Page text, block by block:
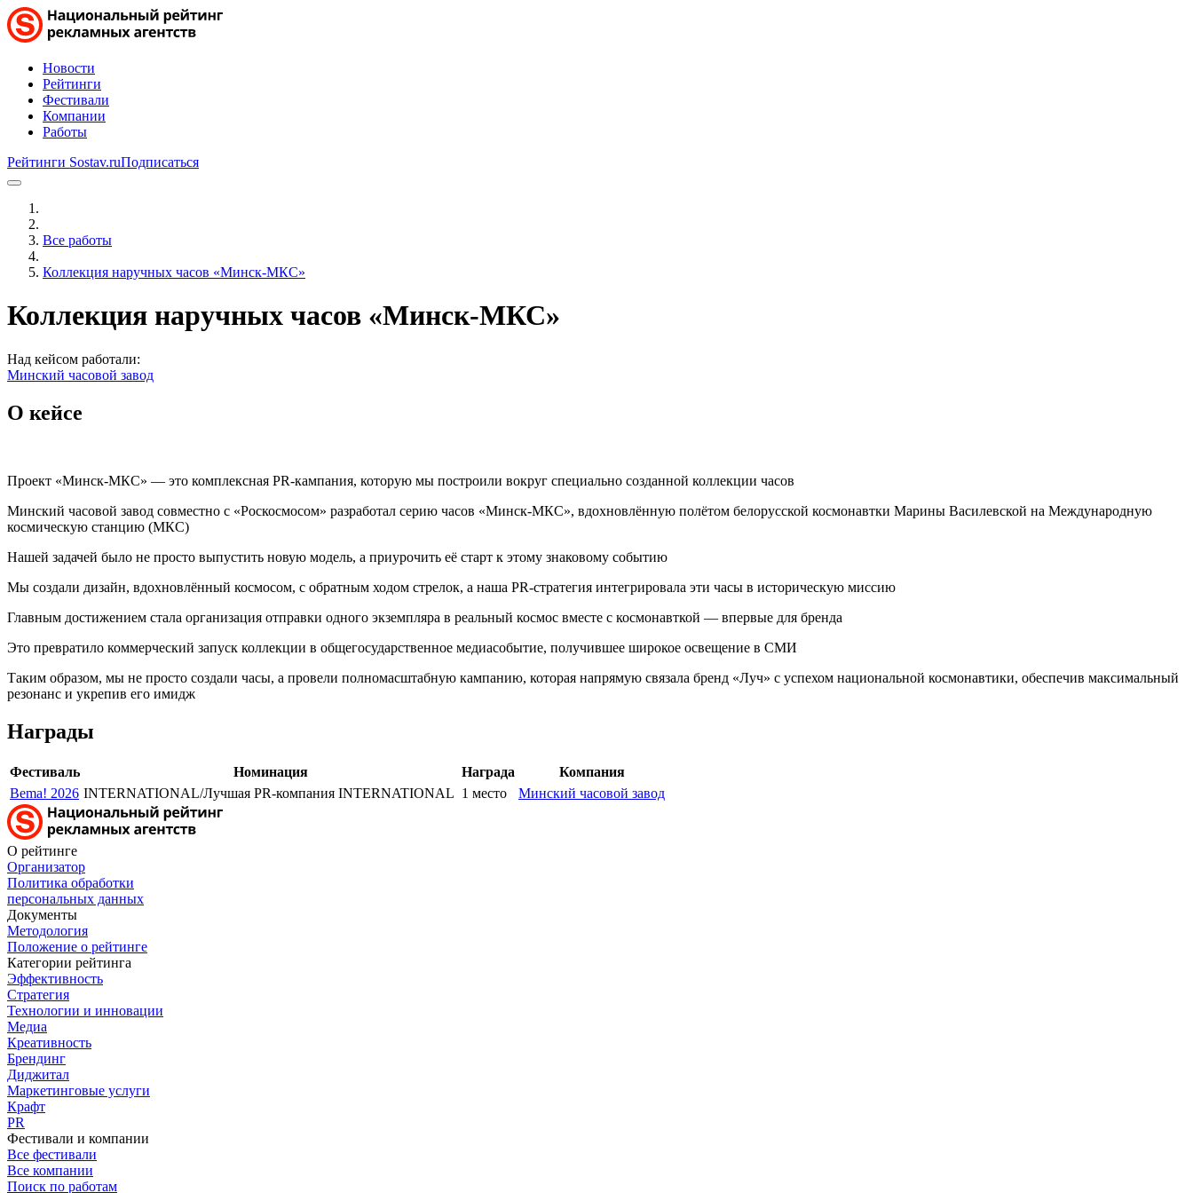
Новости
Рейтинги
Фестивали
Компании
Работы
Рейтинги Sostav.ruПодписаться
Все работы
Коллекция наручных часов «Минск-МКС»
Коллекция наручных часов «Минск-МКС»
Над кейсом работали:
Минский часовой завод
О кейсе
Проект «Минск-МКС» — это комплексная PR-кампания, которую мы построили вокруг специально созданной коллекции часов
Минский часовой завод совместно с «Роскосмосом» разработал серию часов «Минск-МКС», вдохновлённую полётом белорусской космонавтки Марины Василевской на Международную
космическую станцию (МКС)
Нашей задачей было не просто выпустить новую модель, а приурочить её старт к этому знаковому событию
Мы создали дизайн, вдохновлённый космосом, с обратным ходом стрелок, а наша PR-стратегия интегрировала эти часы в историческую миссию
Главным достижением стала организация отправки одного экземпляра в реальный космос вместе с космонавткой — впервые для бренда
Это превратило коммерческий запуск коллекции в общегосударственное медиасобытие, получившее широкое освещение в СМИ
Таким образом, мы не просто создали часы, а провели полномасштабную кампанию, которая напрямую связала бренд «Луч» с успехом национальной космонавтики, обеспечив максимальный
резонанс и укрепив его имидж
Награды
Фестиваль Номинация Награда
Компания
Bema! 2026 INTERNATIONAL/Лучшая PR-компания INTERNATIONAL 1 место Минский часовой завод
О рейтинге
Организатор
Политика обработки
персональных данных
Документы
Методология
Положение о рейтинге
Категории рейтинга
Эффективность
Стратегия
Технологии и инновации
Медиа
Креативность
Брендинг
Диджитал
Маркетинговые услуги
Крафт
PR
Фестивали и компании
Все фестивали
Все компании
Поиск по работам